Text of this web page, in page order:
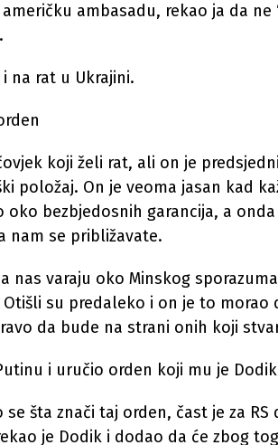
američku ambasadu, rekao ja da
na rat u Ukrajini.
koji želi rat, ali on je
položaj. On je veoma jasan kad
oko bezbjedosnih garancija, a
nam se približavate.
nas varaju oko Minskog
Otišli su predaleko i on je to morao
da bude na strani onih koji
i uručio orden koji mu je
se šta znači taj orden, čast je za
je Dodik i dodao da će zbog